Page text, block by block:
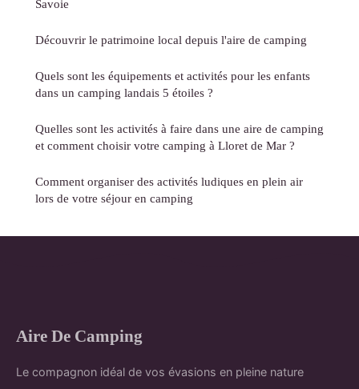
Savoie
Découvrir le patrimoine local depuis l'aire de camping
Quels sont les équipements et activités pour les enfants
dans un camping landais 5 étoiles ?
Quelles sont les activités à faire dans une aire de camping
et comment choisir votre camping à Lloret de Mar ?
Comment organiser des activités ludiques en plein air
lors de votre séjour en camping
Aire De Camping
Le compagnon idéal de vos évasions en pleine nature